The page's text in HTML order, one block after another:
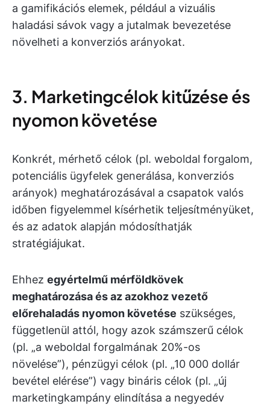
a gamifikációs elemek, például a vizuális
haladási sávok vagy a jutalmak bevezetése
növelheti a konverziós arányokat.
3. Marketingcélok kitűzése és
nyomon követése
Konkrét, mérhető célok (pl. weboldal forgalom,
potenciális ügyfelek generálása, konverziós
arányok) meghatározásával a csapatok valós
időben figyelemmel kísérhetik teljesítményüket,
és az adatok alapján módosíthatják
stratégiájukat.
Ehhez egyértelmű mérföldkövek
meghatározása és az azokhoz vezető
előrehaladás nyomon követése szükséges,
függetlenül attól, hogy azok számszerű célok
(pl. „a weboldal forgalmának 20%-os
növelése”), pénzügyi célok (pl. „10 000 dollár
bevétel elérése”) vagy bináris célok (pl. „új
marketingkampány elindítása a negyedév